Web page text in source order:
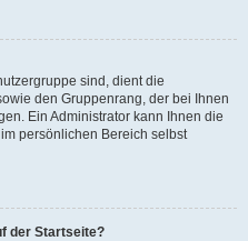
sind, dient die
den Gruppenrang, der bei Ihnen
Ein Administrator kann Ihnen die
persönlichen Bereich selbst
der Startseite?